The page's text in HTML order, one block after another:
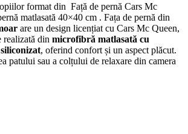
format din Față de pernă Cars Mc
matlasată 40×40 cm . Fața de pernă din
are un design licențiat cu Cars Mc Queen,
realizată din microfibră matlasată cu
, oferind confort și un aspect plăcut.
patului sau a colțului de relaxare din camera